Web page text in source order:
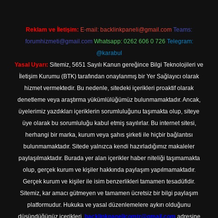
Reklam ve İletişim: E-mail: backlinkpaneli@gmail.com Teams:
forumhizmeti@gmail.com Whatsapp: 0262 606 0 726 Telegram:
@karabul
Yasal Uyarı: Sitemiz, 5651 Sayılı Kanun gereğince Bilgi Teknolojileri ve
İletişim Kurumu (BTK) tarafından onaylanmış bir Yer Sağlayıcı olarak
hizmet vermektedir. Bu nedenle, sitedeki içerikleri proaktif olarak
denetleme veya araştırma yükümlülüğümüz bulunmamaktadır. Ancak,
üyelerimiz yazdıkları içeriklerin sorumluluğunu taşımakta olup, siteye
üye olarak bu sorumluluğu kabul etmiş sayılırlar. Bu internet sitesi,
herhangi bir marka, kurum veya şahıs şirketi ile hiçbir bağlantısı
bulunmamaktadır. Sitede yalnızca kendi hazırladığımız makaleler
paylaşılmaktadır. Burada yer alan içerikler haber niteliği taşımamakta
olup, gerçek kurum ve kişiler hakkında paylaşım yapılmamaktadır.
Gerçek kurum ve kişiler ile isim benzerlikleri tamamen tesadüfidir.
Sitemiz, kar amacı gütmeyen ve tamamen ücretsiz bir bilgi paylaşım
platformudur. Hukuka ve yasal düzenlemelere aykırı olduğunu
düşündüğünüz içerikleri,
backlinkpanelicomtr@gmail.com adresine